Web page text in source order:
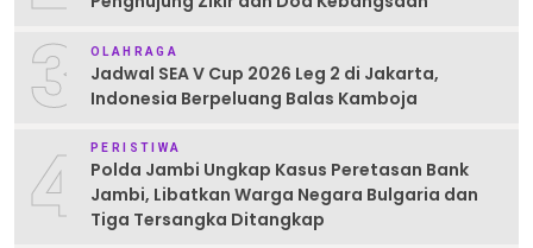
3 OLAHRAGA
Jadwal SEA V Cup 2026 Leg 2 di Jakarta,
Indonesia Berpeluang Balas Kamboja
4 PERISTIWA
Polda Jambi Ungkap Kasus Peretasan Bank
Jambi, Libatkan Warga Negara Bulgaria dan
Tiga Tersangka Ditangkap